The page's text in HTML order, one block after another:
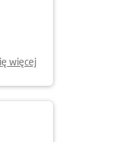
więcej